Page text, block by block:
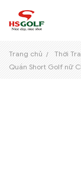
Trang chủ Thời
Quần Short Golf nữ